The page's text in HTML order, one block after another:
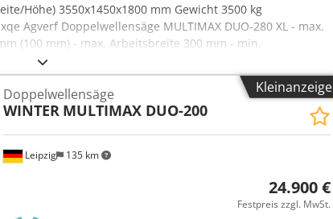
Höhe) 3550x1450x1800 mm Gewicht 3500 kg
Agverf Doppelwellensäge MULTIMAX DUO-280 XL - max.
(100 mm) - max. Arbeitsbreite 300 mm - min.
- Sägewelle ø 60 mm - Drehzahl 3000 Upm. - max.
- Motor Sägewelle oben 45 kW - Motor Sägewelle unten 45
0,75 kW - Gesamtleistung 94,75 KW - Spannung 400
- automatisches Schmiersystem -
4 x 140 mm - Arbeitshöhe 860 mm - Abmessungen
Kleinanzeige
Leipzig 135 km
Doppelwellensäge
WINTER MULTIMAX DUO-200
24.900 €
Festpreis zzgl. MwSt.